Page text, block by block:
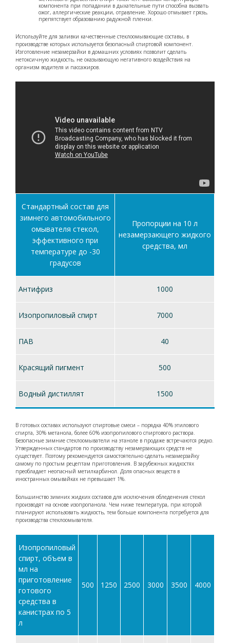
компонента при попадании в дыхательные пути способна вызвать
ожог, аллергические реакции, отравление. Хорошо отмывает грязь,
препятствует образованию радужной пленки.
Используйте для заливки качественные стеклоомывающие составы, в
производстве которых используется безопасный спиртовой компонент.
Изготовление незамерзайки в домашних условиях позволит сделать
нетоксичную жидкость, не оказывающую негативного воздействия на
организм водителя и пассажиров.
Стандартный состав для
зимнего автомобильного
омывателя стекол,
эффективного при
температуре до -30
градусов
Пропорции на 10 л
незамерзающего жидкого
средства, мл
Антифриз 1000
Изопропиловый спирт 7000
ПАВ 40
Красящий пигмент 500
Водный дистиллят 1500
В готовых составах используют спиртовые смеси – порядка 40% этилового
спирта, 30% метанола, более 60% изопропилового спиртового раствора.
Безопасные зимние стеклоомыватели на этаноле в продаже встречаются редко.
Утвержденных стандартов по производству незамерзающих средств не
существует. Поэтому рекомендуется самостоятельно сделать незамерзайку
самому по простым рецептам приготовления. В зарубежных жидкостях
преобладает неопасный метилкарбинол. Доля опасных веществ в
иностранных омывайках не превышает 1%.
Большинство зимних жидких составов для исключения обледенения стекол
производят на основе изопропанола. Чем ниже температура, при которой
планируют использовать жидкость, тем больше компонента потребуется для
производства стеклоомывателя.
Изопропиловый
спирт, объем в
мл на
приготовление
готового
средства в
канистрах по 5
л
500 1250 2500 3000 3500 4000